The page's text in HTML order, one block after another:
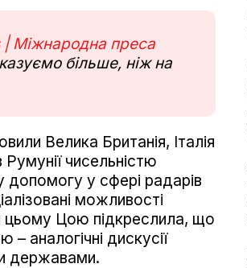
| Міжнародна преса
більше, ніж на
Велика Британія, Італія
чисельністю
у сфері радарів
можливості
цьому Цою підкреслила, що
аналогічні дискусії
державами.